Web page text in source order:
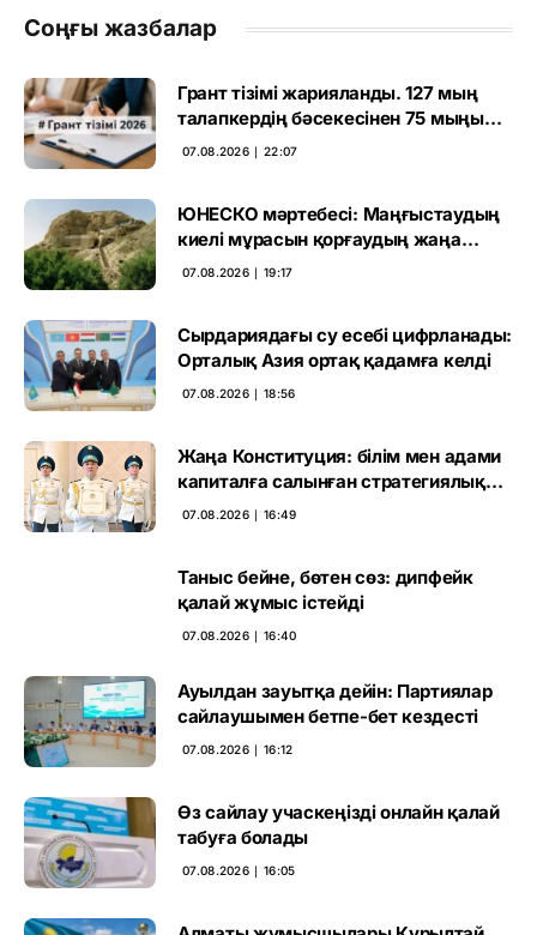
Соңғы жазбалар
Грант тізімі жарияланды. 127 мың
талапкердің бәсекесінен 75 мыңы
өтті
07.08.2026 ∣ 22:07
ЮНЕСКО мәртебесі: Маңғыстаудың
киелі мұрасын қорғаудың жаңа
кезеңі басталды
07.08.2026 ∣ 19:17
Сырдариядағы су есебі цифрланады:
Орталық Азия ортақ қадамға келді
07.08.2026 ∣ 18:56
Жаңа Конституция: білім мен адами
капиталға салынған стратегиялық
негіз
07.08.2026 ∣ 16:49
Таныс бейне, бөтен сөз: дипфейк
қалай жұмыс істейді
07.08.2026 ∣ 16:40
Ауылдан зауытқа дейін: Партиялар
сайлаушымен бетпе-бет кездесті
07.08.2026 ∣ 16:12
Өз сайлау учаскеңізді онлайн қалай
табуға болады
07.08.2026 ∣ 16:05